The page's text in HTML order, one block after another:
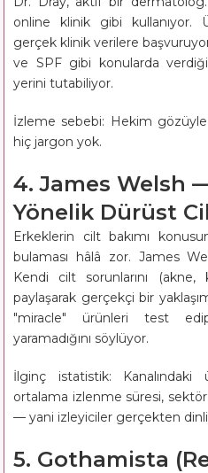
online klinik gibi kullanıyor.
gerçek klinik verilere
ve SPF gibi konularda verdiği
yerini tutabiliyor.
İzleme sebebi: Hekim
hiç jargon yok.
4. James Welsh
Yönelik Dürüst
Erkeklerin cilt bakımı
bulaması hâlâ zor. James
Kendi cilt sorunlarını (akne,
paylaşarak gerçekçi bir
"miracle" ürünleri test
yaramadığını söylüyor.
İlginç istatistik: Kanalındaki
ortalama izlenme süresi,
— yani izleyiciler gerçekten
5. Gothamista